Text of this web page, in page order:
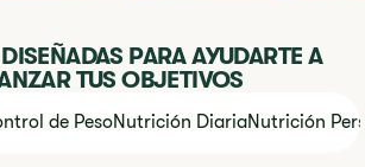
PARA AYUDARTE A
TUS OBJETIVOS
de PesoNutrición DiariaNutrición